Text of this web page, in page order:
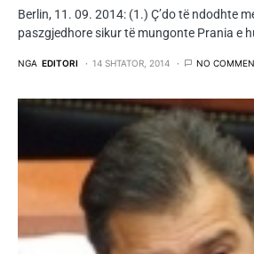
Berlin, 11. 09. 2014: (1.) Ç’do të ndodhte
paszgjedhore sikur të mungonte Prania e
NGA EDITORI 14 SHTATOR, 2014 NO